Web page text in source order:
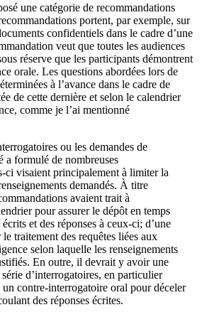
une catégorie de recommandations
portent, par exemple, sur
confidentiels dans le cadre d’une
veut que toutes les audiences
réserve que les participants démontrent
orale. Les questions abordées lors de
à l’avance dans le cadre de
de cette dernière et selon le calendrier
comme je l’ai mentionné
ou les demandes de
a formulé de nombreuses
ci visaient principalement à limiter la
demandés. À titre
avaient trait à
pour assurer le dépôt en temps
et des réponses à ceux-ci; d’une
traitement des requêtes liées aux
selon laquelle les renseignements
En outre, il devrait y avoir une
d’interrogatoires, en particulier
contre-interrogatoire oral pour déceler
des réponses écrites.